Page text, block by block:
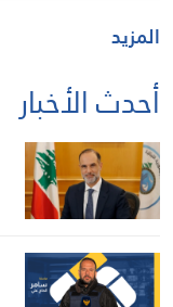
المزيد
أحدث الأخبار